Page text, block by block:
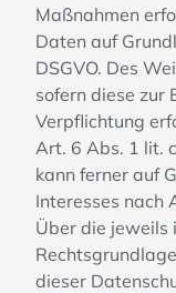
Maßnahmen
Daten auf
DSGVO. Des
sofern diese zur
Verpflichtung
Art. 6 Abs. 1 lit.
kann ferner auf
Interesses nach
Über die jeweils
dieser